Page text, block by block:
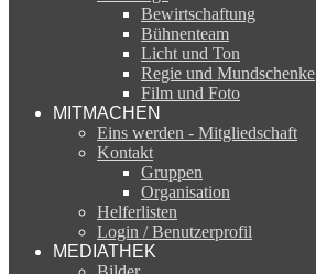
Bewirtschaftung
Bühnenteam
Licht und Ton
Regie und Mundschenke
Film und Foto
MITMACHEN
Eins werden - Mitgliedschaft
Kontakt
Gruppen
Organisation
Helferlisten
Login / Benutzerprofil
MEDIATHEK